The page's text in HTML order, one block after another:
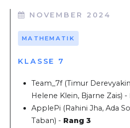
NOVEMBER 2024
MATHEMATIK
KLASSE 7
Team_7f (Timur
Helene Klein, Bjarne Zais) -
ApplePi (Rahini Jha, Ada
Taban) - Rang 3